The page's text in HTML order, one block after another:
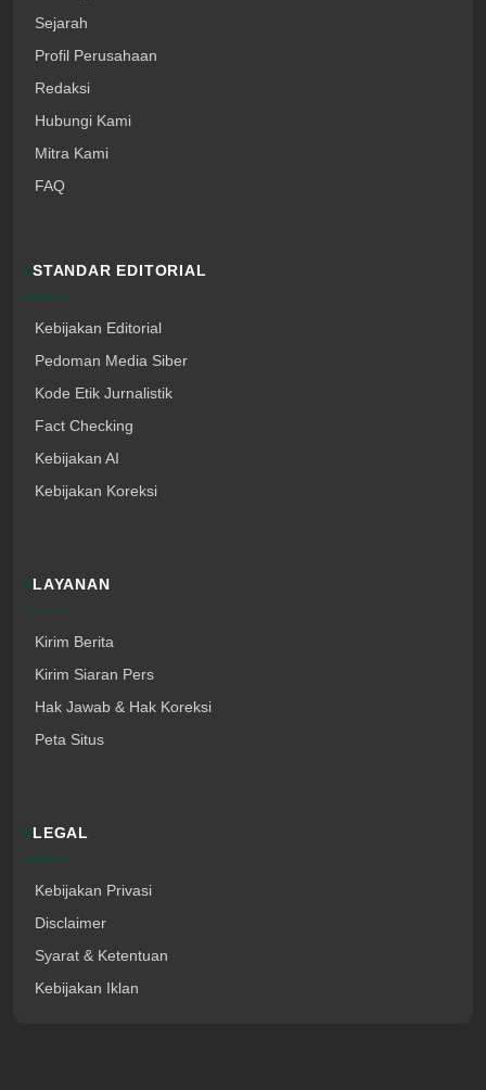
Sejarah
Profil Perusahaan
Redaksi
Hubungi Kami
Mitra Kami
FAQ
STANDAR EDITORIAL
Kebijakan Editorial
Pedoman Media Siber
Kode Etik Jurnalistik
Fact Checking
Kebijakan AI
Kebijakan Koreksi
LAYANAN
Kirim Berita
Kirim Siaran Pers
Hak Jawab & Hak Koreksi
Peta Situs
LEGAL
Kebijakan Privasi
Disclaimer
Syarat & Ketentuan
Kebijakan Iklan